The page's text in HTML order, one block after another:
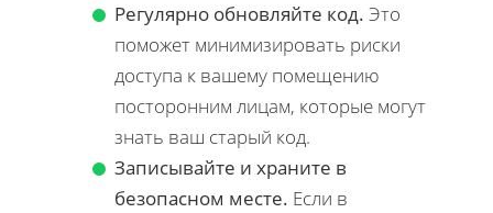
Регулярно обновляйте код. Это
поможет минимизировать риски
доступа к вашему помещению
посторонним лицам, которые могут
знать ваш старый код.
Записывайте и храните в
безопасном месте. Если в